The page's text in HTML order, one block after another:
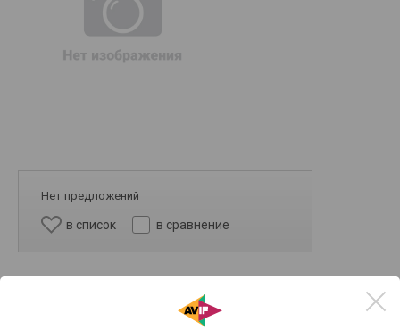
Нет предложений
в список в сравнение